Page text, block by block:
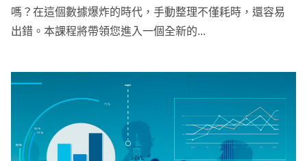
嗎？在這個數據爆炸的時代，手動整理不僅耗時，還容易
出錯。本課程將帶領您進入一個全新的...